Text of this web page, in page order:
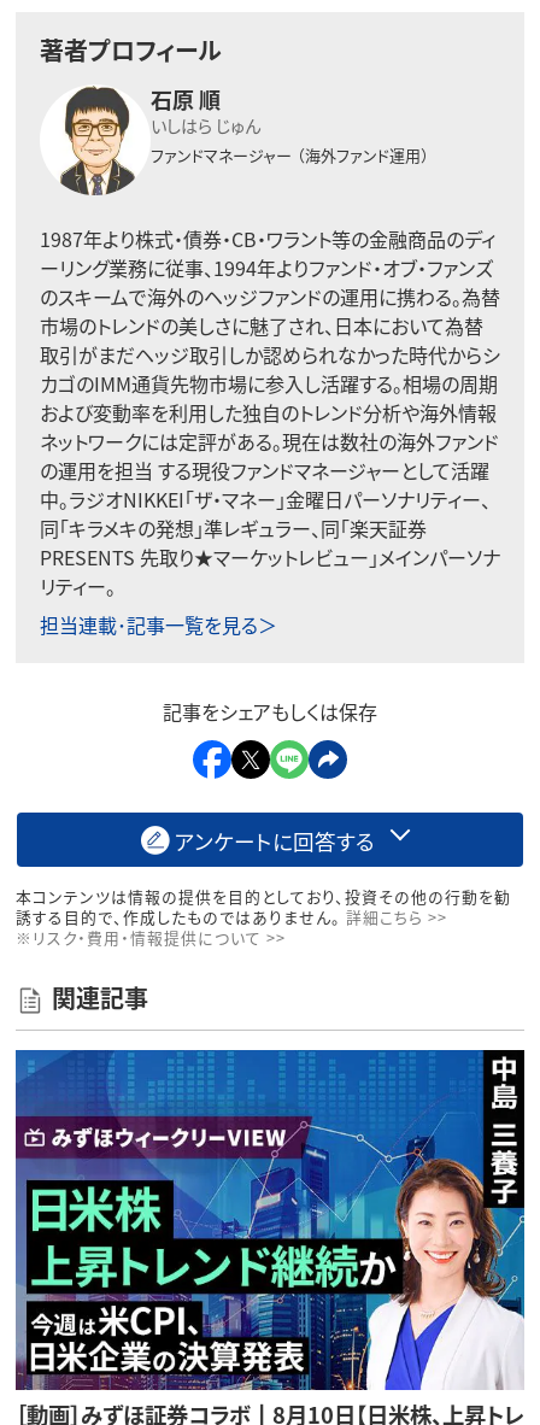
著者プロフィール
石原 順
いしはら じゅん
ファンドマネージャー （海外ファンド運用）
1987年より株式・債券・CB・ワラント等の金融商品のディ
ーリング業務に従事、1994年よりファンド・オブ・ファンズ
のスキームで海外のヘッジファンドの運用に携わる。為替
市場のトレンドの美しさに魅了され、日本において為替
取引がまだヘッジ取引しか認められなかった時代からシ
カゴのIMM通貨先物市場に参入し活躍する。相場の周期
および変動率を利用した独自のトレンド分析や海外情報
ネットワークには定評がある。現在は数社の海外ファンド
の運用を担当 する現役ファンドマネージャーとして活躍
中。ラジオNIKKEI「ザ・マネー」金曜日パーソナリティー、
同「キラメキの発想」準レギュラー、同「楽天証券
PRESENTS 先取り★マーケットレビュー」メインパーソナ
リティー。
担当連載･記事一覧を見る＞
記事をシェアもしくは保存
アンケートに回答する
本コンテンツは情報の提供を目的としており、投資その他の行動を勧
誘する目的で、作成したものではありません。 詳細こちら >>
※リスク・費用・情報提供について >>
関連記事
［動画］みずほ証券コラボ┃8月10日【日米株、上昇トレ